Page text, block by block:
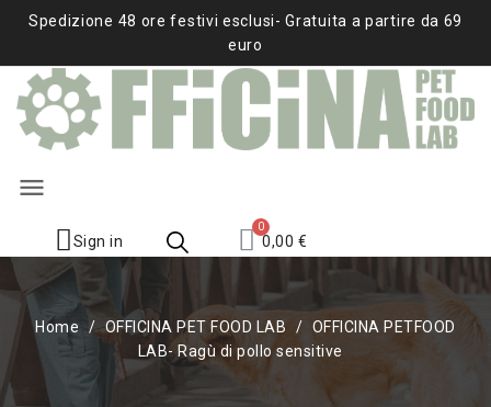
Spedizione 48 ore festivi esclusi- Gratuita a partire da 69
euro
menu
Sign in 0,00 €
Home OFFICINA PET FOOD LAB
OFFICINA PETFOOD
LAB- Ragù di pollo sensitive